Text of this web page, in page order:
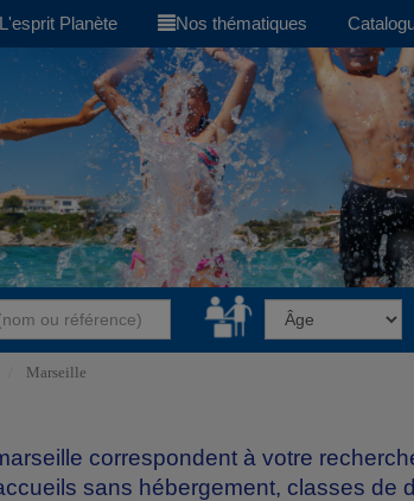
L'esprit Planète Nos thématiques
Marseille
correspondent à votre
sans hébergement, classes de